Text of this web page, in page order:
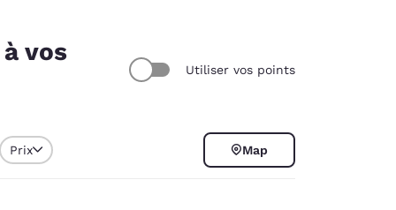
vos
Utiliser vos points
Prix Map